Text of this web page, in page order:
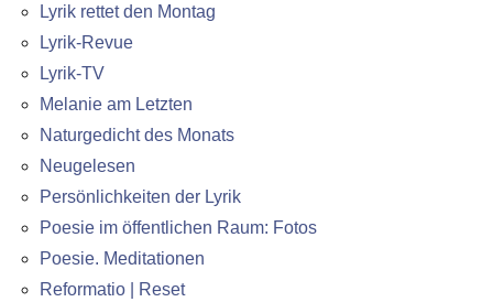
Lyrik rettet den Montag
Lyrik-Revue
Lyrik-TV
Melanie am Letzten
Naturgedicht des Monats
Neugelesen
Persönlichkeiten der Lyrik
Poesie im öffentlichen Raum: Fotos
Poesie. Meditationen
Reformatio | Reset